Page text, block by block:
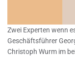
Zwei Experten wenn
Geschäftsführer
Christoph Wurm im